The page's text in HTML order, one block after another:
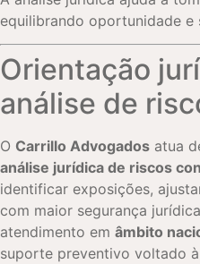
equilibrando oportunidade e
Orientação
análise de
O Carrillo Advogados atua
análise jurídica de riscos
identificar exposições,
com maior segurança
atendimento em âmbito
suporte preventivo voltado